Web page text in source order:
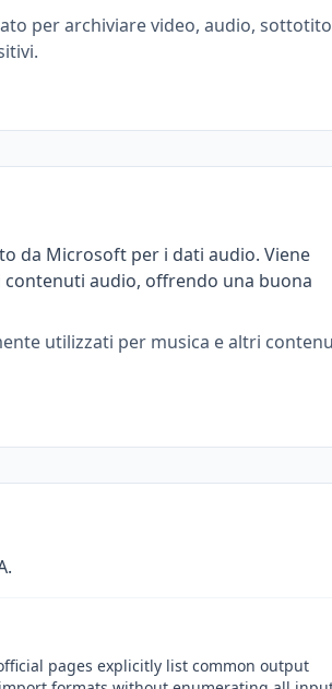
per archiviare video, audio,
da Microsoft per i dati audio. Viene
audio, offrendo una buona
utilizzati per musica e altri
pages explicitly list common output